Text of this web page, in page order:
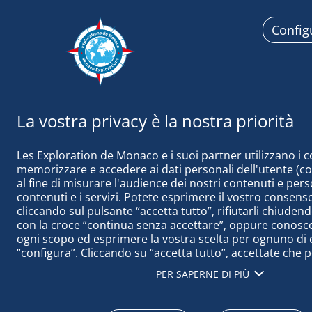
Les Exploration de Monaco e i suoi partner utilizzano i
memorizzare e accedere ai dati personali dell'utente
al fine di misurare l'audience dei nostri contenuti e
contenuti e i servizi. Potete esprimere il vostro
cliccando sul pulsante “accetta tutto”, rifiutarli
con la croce “continua senza accettare”, oppure
ogni scopo ed esprimere la vostra scelta per ognuno di
“configura”. Cliccando su “accetta tutto”, accettate che
accedere alle informazioni memorizzate sul vostro
ottenere dati sul nostro pubblico, sviluppare e
tecnicamente i contenuti, abbinare e combinare fonti di
PER SAPERNE DI PIÙ
5 Novembre 2022
NOTA DEL 5